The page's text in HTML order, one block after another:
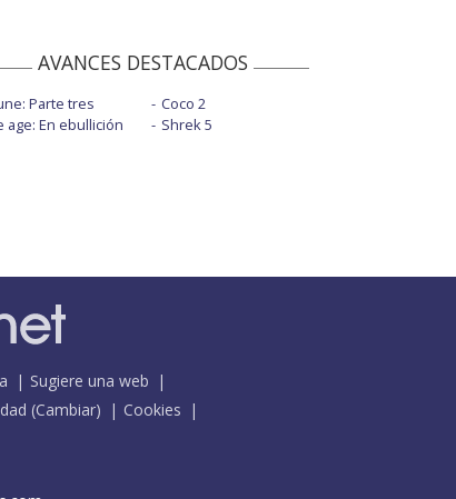
AVANCES DESTACADOS
Parte tres
age: En ebullición
Coco 2
Shrek 5
Sugiere una web
(Cambiar)
Cookies